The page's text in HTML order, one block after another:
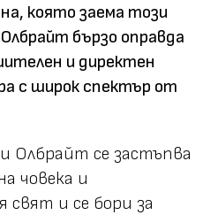
която заема този
бързо оправда
и директен
с широк спектър от
Олбрайт се застъпва
човека и
свят и се бори за